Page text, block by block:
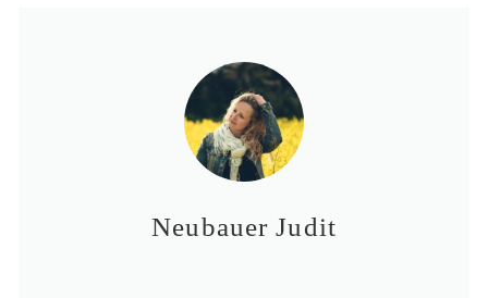
Neubauer Judit